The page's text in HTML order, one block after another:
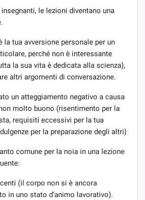
le lezioni diventano una
la tua avversione personale per un
perché non è interessante
la sua vita è dedicata alla scienza),
altri argomenti di conversazione.
un atteggiamento negativo a causa
molto buono (risentimento per la
requisiti eccessivi per la tua
per la preparazione degli altri)
comune per la noia in una lezione
(il corpo non si è ancora
in uno stato d'animo lavorativo).